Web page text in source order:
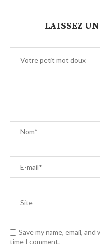
LAISSEZ
Save my name, email,
time I comment.